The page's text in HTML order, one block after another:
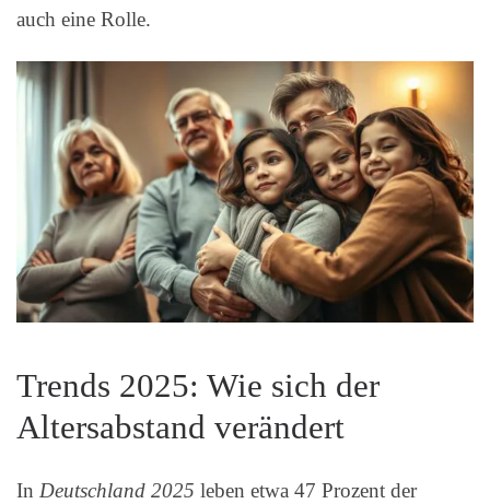
auch eine Rolle.
Trends 2025: Wie sich der
Altersabstand verändert
In Deutschland 2025 leben etwa 47 Prozent der